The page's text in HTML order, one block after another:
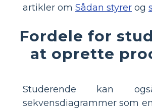
artikler om Sådan styrer og
Fordele for
at oprette
Studerende kan
sekvensdiagrammer som